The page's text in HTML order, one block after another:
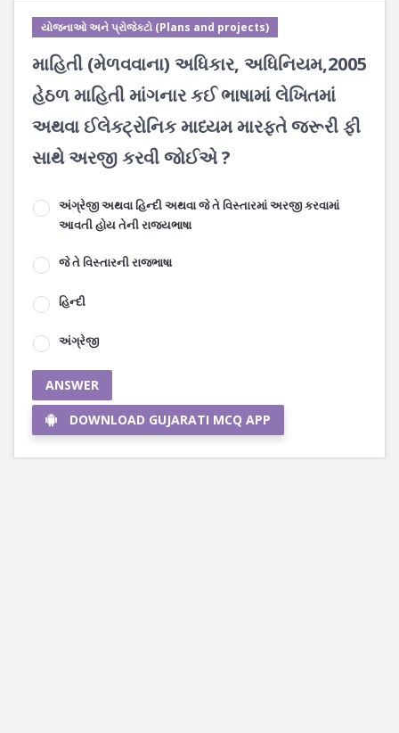
યોજનાઓ અને પ્રોજેક્ટો (Plans and projects)
માહિતી (મેળવવાના) અધિકાર, અધિનિયમ,2005
હેઠળ માહિતી માંગનાર કઈ ભાષામાં લેખિતમાં
અથવા ઈલેક્ટ્રોનિક માધ્યમ મારફતે જરૂરી ફી
સાથે અરજી કરવી જોઈએ ?
અંગ્રેજી અથવા હિન્દી અથવા જે તે વિસ્તારમાં અરજી કરવામાં
આવતી હોય તેની રાજયભાષા
જે તે વિસ્તારની રાજભાષા
હિન્દી
અંગ્રેજી
ANSWER
DOWNLOAD GUJARATI MCQ APP